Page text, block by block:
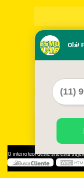
O inteiro teor deste site está
Olá!